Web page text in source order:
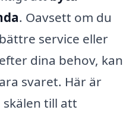
. Oavsett om du
service eller
dina behov, kan
svaret. Här är
till att